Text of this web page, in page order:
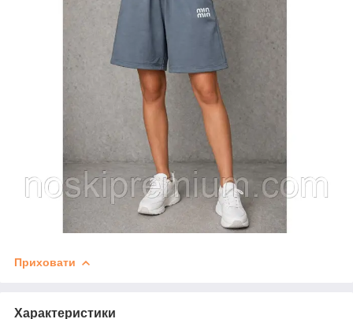
Приховати
Характеристики